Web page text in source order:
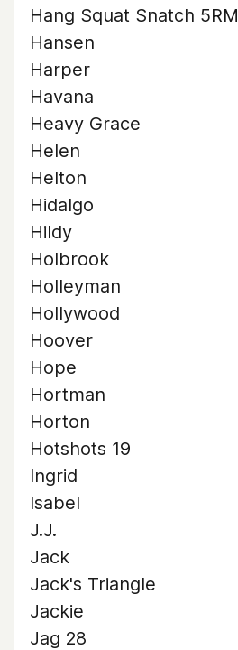
Hang Squat Snatch 5RM
Hansen
Harper
Havana
Heavy Grace
Helen
Helton
Hidalgo
Hildy
Holbrook
Holleyman
Hollywood
Hoover
Hope
Hortman
Horton
Hotshots 19
Ingrid
Isabel
J.J.
Jack
Jack's Triangle
Jackie
Jag 28